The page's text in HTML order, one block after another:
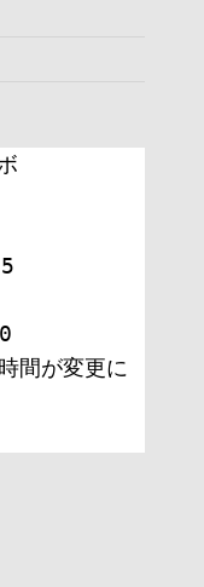
間が変更に